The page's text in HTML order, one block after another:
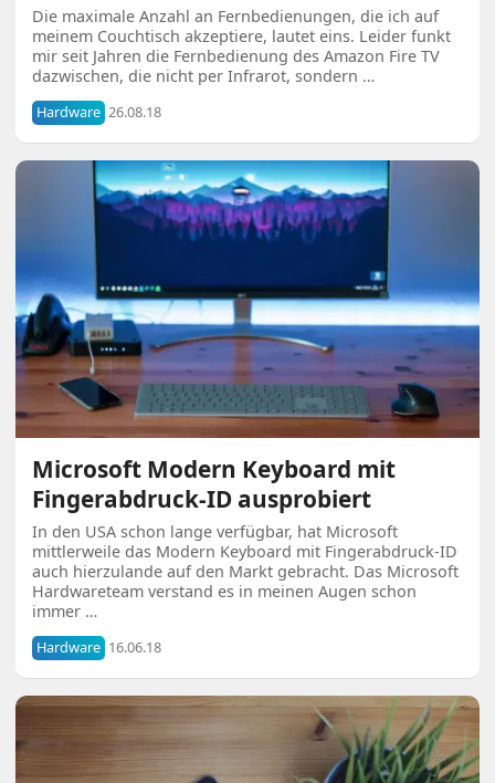
Die maximale Anzahl an Fernbedienungen, die ich auf
meinem Couchtisch akzeptiere, lautet eins. Leider funkt
mir seit Jahren die Fernbedienung des Amazon Fire TV
dazwischen, die nicht per Infrarot, sondern …
Hardware 26.08.18
Microsoft Modern Keyboard mit
Fingerabdruck-ID ausprobiert
In den USA schon lange verfügbar, hat Microsoft
mittlerweile das Modern Keyboard mit Fingerabdruck-ID
auch hierzulande auf den Markt gebracht. Das Microsoft
Hardwareteam verstand es in meinen Augen schon
immer …
Hardware 16.06.18